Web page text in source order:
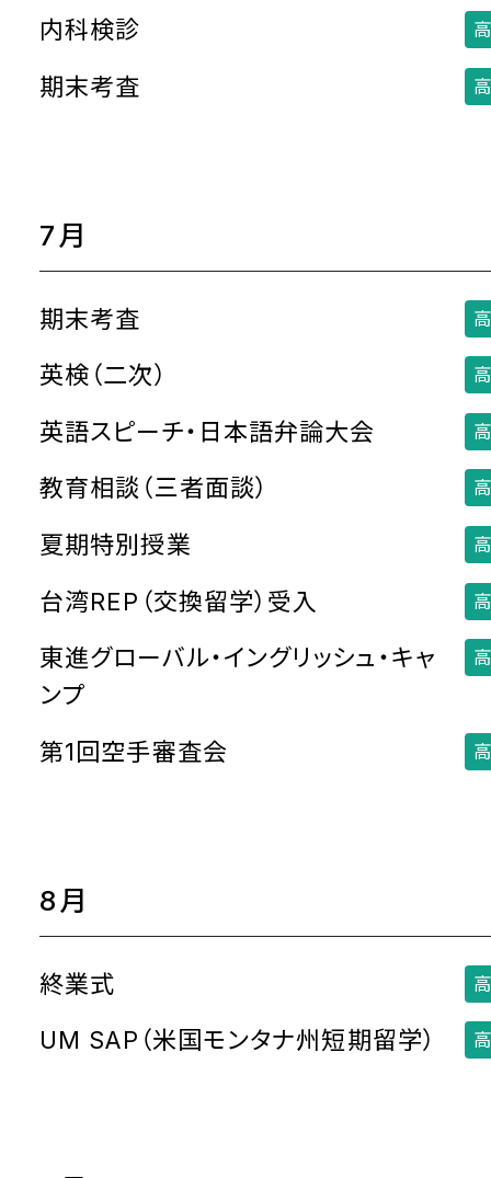
内科検診
期末考査
7月
期末考査
英検（二次）
英語スピーチ・日本語弁論大会
教育相談（三者面談）
夏期特別授業
台湾REP（交換留学）受入
東進グローバル・イングリッシュ・キャ
ンプ
第1回空手審査会
8月
終業式
UM SAP（米国モンタナ州短期留学）